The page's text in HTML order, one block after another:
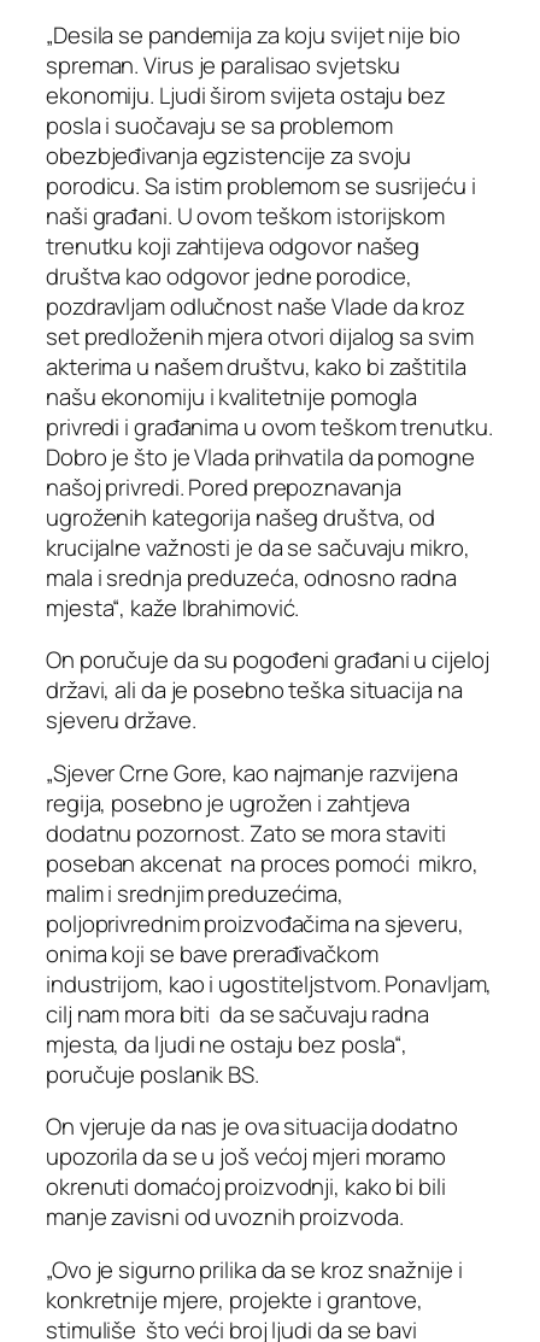
„Desila se pandemija za koju svijet nije bio
spreman. Virus je paralisao svjetsku
ekonomiju. Ljudi širom svijeta ostaju bez
posla i suočavaju se sa problemom
obezbjeđivanja egzistencije za svoju
porodicu. Sa istim problemom se susrijeću i
naši građani. U ovom teškom istorijskom
trenutku koji zahtijeva odgovor našeg
društva kao odgovor jedne porodice,
pozdravljam odlučnost naše Vlade da kroz
set predloženih mjera otvori dijalog sa svim
akterima u našem društvu, kako bi zaštitila
našu ekonomiju i kvalitetnije pomogla
privredi i građanima u ovom teškom trenutku.
Dobro je što je Vlada prihvatila da pomogne
našoj privredi. Pored prepoznavanja
ugroženih kategorija našeg društva, od
krucijalne važnosti je da se sačuvaju mikro,
mala i srednja preduzeća, odnosno radna
mjesta“, kaže Ibrahimović.
On poručuje da su pogođeni građani u cijeloj
državi, ali da je posebno teška situacija na
sjeveru države.
„Sjever Crne Gore, kao najmanje razvijena
regija, posebno je ugrožen i zahtjeva
dodatnu pozornost. Zato se mora staviti
poseban akcenat na proces pomoći mikro,
malim i srednjim preduzećima,
poljoprivrednim proizvođačima na sjeveru,
onima koji se bave prerađivačkom
industrijom, kao i ugostiteljstvom. Ponavljam,
cilj nam mora biti da se sačuvaju radna
mjesta, da ljudi ne ostaju bez posla“,
poručuje poslanik BS.
On vjeruje da nas je ova situacija dodatno
upozorila da se u još većoj mjeri moramo
okrenuti domaćoj proizvodnji, kako bi bili
manje zavisni od uvoznih proizvoda.
„Ovo je sigurno prilika da se kroz snažnije i
konkretnije mjere, projekte i grantove,
stimuliše što veći broj ljudi da se bavi